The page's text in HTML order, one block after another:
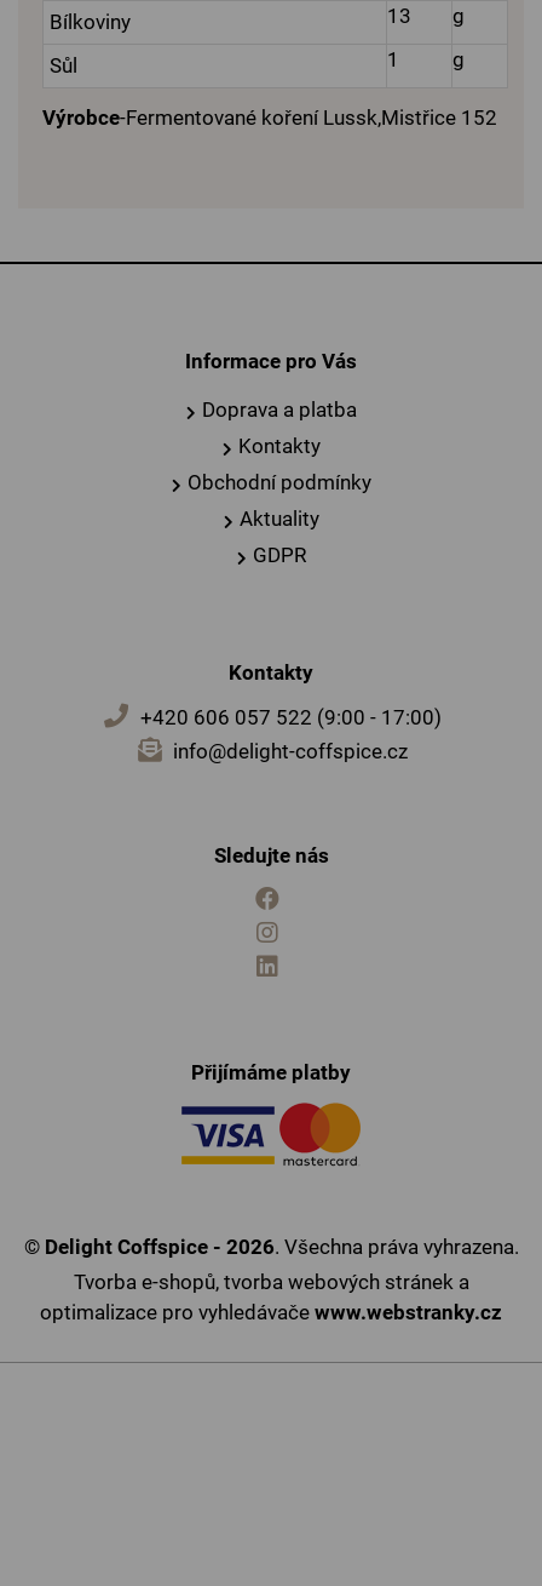
Bílkoviny 13 g
Sůl 1 g
Výrobce-Fermentované koření Lussk,Mistřice 152
Informace pro Vás
Doprava a platba
Kontakty
Obchodní podmínky
Aktuality
GDPR
Kontakty
+420 606 057 522 (9:00 - 17:00)
info@delight-coffspice.cz
Sledujte nás
Přijímáme platby
© Delight Coffspice - 2026. Všechna práva vyhrazena.
Tvorba e-shopů, tvorba webových stráneka
optimalizace pro vyhledávače www.webstranky.cz